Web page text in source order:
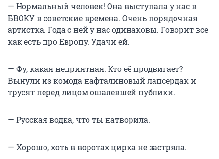
— Нормальный человек! Она выступала у нас в
БВОКУ в советские времена. Очень порядочная
артистка. Года с ней у нас одинаковы. Говорит все
как есть про Европу. Удачи ей.
— Фу, какая неприятная. Кто её продвигает?
Вынули из комода нафталиновый лапсердак и
трусят перед лицом ошалевшей публики.
— Русская водка, что ты натворила.
— Хорошо, хоть в воротах цирка не застряла.